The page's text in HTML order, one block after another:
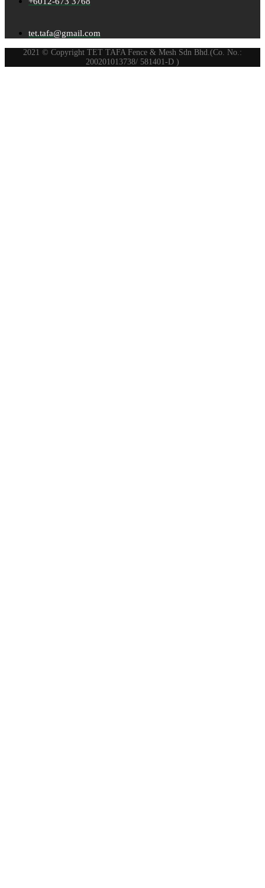
tet.tafa@gmail.com
2021 © Copyright TET TAFA Fence & Mesh Sdn Bhd.(Co. No.:
200201013738/ 581401-D )